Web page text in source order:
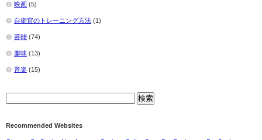
映画 (5)
自衛官のトレーニング方法 (1)
芸能 (74)
趣味 (13)
音楽 (15)
Recommended Websites